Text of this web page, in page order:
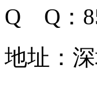
Q Q：
地址：